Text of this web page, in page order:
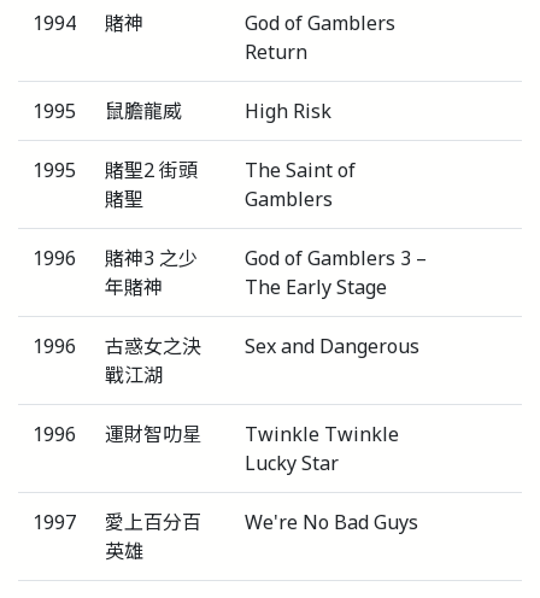
1994 賭神
God of Gamblers
Return
1995 鼠膽龍威 High Risk
1995
賭聖2 街頭
賭聖
The Saint of
Gamblers
1996
賭神3 之少
年賭神
God of Gamblers 3 –
The Early Stage
1996
古惑女之決
戰江湖
Sex and Dangerous
1996 運財智叻星
Twinkle Twinkle
Lucky Star
1997
愛上百分百
英雄
We're No Bad Guys